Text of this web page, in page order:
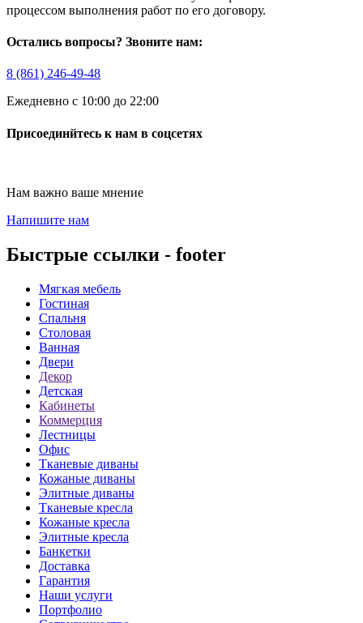
процессом выполнения работ по его договору.
Остались вопросы? Звоните нам:
8 (861) 246-49-48
Ежедневно с 10:00 до 22:00
Присоединйтесь к нам в соцсетях
Нам важно ваше мнение
Напишите нам
Быстрые ссылки - footer
Мягкая мебель
Гостиная
Спальня
Столовая
Ванная
Двери
Декор
Детская
Кабинеты
Коммерция
Лестницы
Офис
Тканевые диваны
Кожаные диваны
Элитные диваны
Тканевые кресла
Кожаные кресла
Элитные кресла
Банкетки
Доставка
Гарантия
Наши услуги
Портфолио